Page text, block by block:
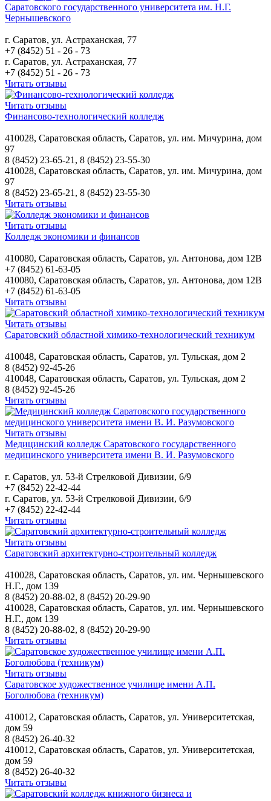
Саратовского государственного университета им. Н.Г.
Чернышевского
г. Саратов, ул. Астраханская, 77
+7 (8452) 51 - 26 - 73
г. Саратов, ул. Астраханская, 77
+7 (8452) 51 - 26 - 73
Читать отзывы
Читать отзывы
Финансово-технологический колледж
410028, Саратовская область, Саратов, ул. им. Мичурина, дом
97
8 (8452) 23-65-21, 8 (8452) 23-55-30
410028, Саратовская область, Саратов, ул. им. Мичурина, дом
97
8 (8452) 23-65-21, 8 (8452) 23-55-30
Читать отзывы
Читать отзывы
Колледж экономики и финансов
410080, Саратовская область, Саратов, ул. Антонова, дом 12В
+7 (8452) 61-63-05
410080, Саратовская область, Саратов, ул. Антонова, дом 12В
+7 (8452) 61-63-05
Читать отзывы
Читать отзывы
Саратовский областной химико-технологический техникум
410048, Саратовская область, Саратов, ул. Тульская, дом 2
8 (8452) 92-45-26
410048, Саратовская область, Саратов, ул. Тульская, дом 2
8 (8452) 92-45-26
Читать отзывы
Читать отзывы
Медицинский колледж Саратовского государственного
медицинского университета имени В. И. Разумовского
г. Саратов, ул. 53-й Стрелковой Дивизии, 6/9
+7 (8452) 22-42-44
г. Саратов, ул. 53-й Стрелковой Дивизии, 6/9
+7 (8452) 22-42-44
Читать отзывы
Читать отзывы
Саратовский архитектурно-строительный колледж
410028, Саратовская область, Саратов, ул. им. Чернышевского
Н.Г., дом 139
8 (8452) 20-88-02, 8 (8452) 20-29-90
410028, Саратовская область, Саратов, ул. им. Чернышевского
Н.Г., дом 139
8 (8452) 20-88-02, 8 (8452) 20-29-90
Читать отзывы
Читать отзывы
Саратовское художественное училище имени А.П.
Боголюбова (техникум)
410012, Саратовская область, Саратов, ул. Университетская,
дом 59
8 (8452) 26-40-32
410012, Саратовская область, Саратов, ул. Университетская,
дом 59
8 (8452) 26-40-32
Читать отзывы